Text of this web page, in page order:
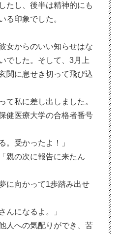
たし、後半は精神的にも
る印象でした。
女からのいい知らせはな
でした。そして、3月上
関に息せき切って飛び込
て私に差し出しました。
健医療大学の合格者番号
。受かったよ！」
親の次に報告に来たん
に向かって1歩踏み出せ
んになるよ。」
人への気配りができ、苦